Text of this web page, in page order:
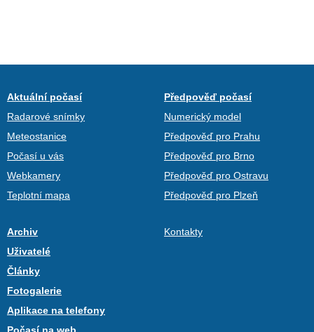
Aktuální počasí
Radarové snímky
Meteostanice
Počasí u vás
Webkamery
Teplotní mapa
Předpověď počasí
Numerický model
Předpověď pro Prahu
Předpověď pro Brno
Předpověď pro Ostravu
Předpověď pro Plzeň
Archiv
Uživatelé
Články
Fotogalerie
Aplikace na telefony
Kontakty